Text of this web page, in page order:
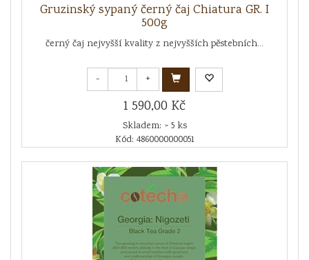
Gruzinský sypaný černý čaj Chiatura GR. I
500g
černý čaj nejvyšší kvality z nejvyšších pěstebních...
- +
1 590,00 Kč
Skladem: > 5 ks
Kód: 4860000000051